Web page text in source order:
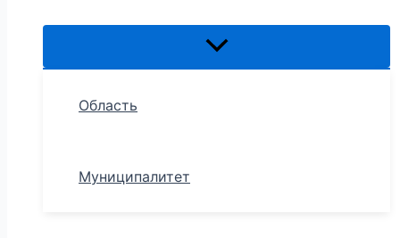
Область
Муниципалитет